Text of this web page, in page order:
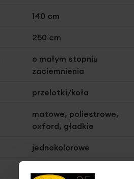
140 cm
250 cm
o małym stopniu
zaciemnienia
przelotki/koła
matowe, poliestrowe,
oxford, gładkie
jednokolorowe